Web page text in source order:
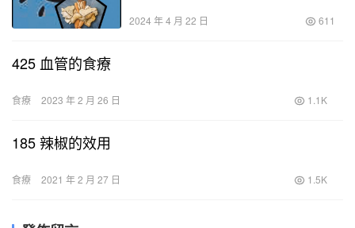
2024 年 4 月 22 日 611
425 血管的食療
食療 2023 年 2 月 26 日 1.1K
185 辣椒的效用
食療 2021 年 2 月 27 日 1.5K